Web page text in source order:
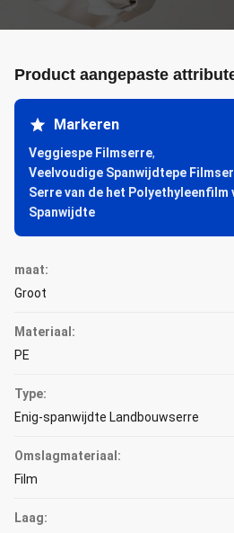
Product aangepaste
Markeren
Veggiespe Filmserre,
Veelvoudige Spanwijdtepe
Serre van de het Polyethyleenfilm
Spanwijdte
maat:
Groot
Materiaal:
PE
Type:
Enig-spanwijdte Landbouwserre
Omslagmateriaal:
Film
Laag: